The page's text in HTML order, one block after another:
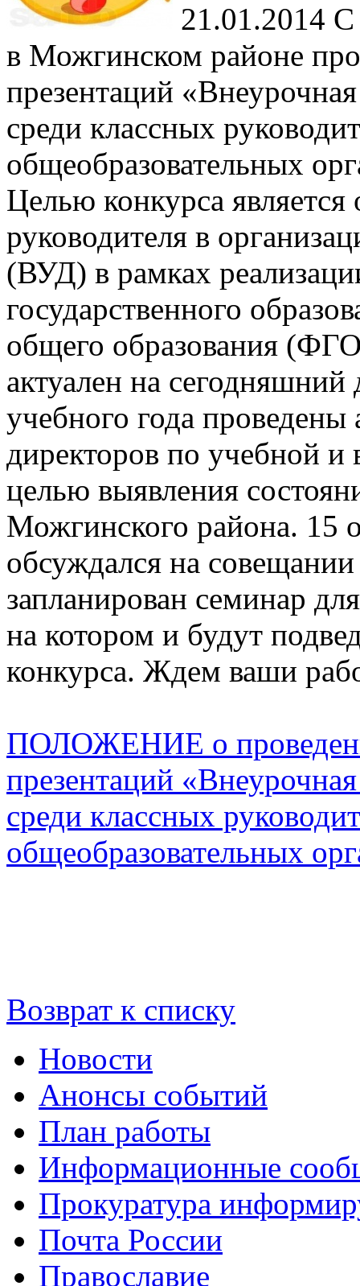
21.01.2014 С
в Можгинском районе
презентаций
среди классных
общеобразовательных
Целью конкурса является
руководителя в
(ВУД) в рамках
государственного
общего образования
актуален на
учебного года проведены
директоров по учебной и
целью выявления
Можгинского района. 15
обсуждался на
запланирован семинар
на котором и будут
конкурса. Ждем ваши
ПОЛОЖЕНИЕ о
презентаций
среди классных
общеобразовательных
Возврат к списку
Новости
Анонсы событий
План работы
Информационные
Прокуратура
Почта России
Православие